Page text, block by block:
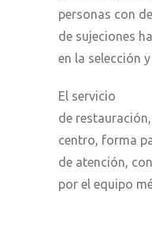
personas con
de sujeciones
en la selección
El servicio
de
centro, forma
de atención,
por el equipo